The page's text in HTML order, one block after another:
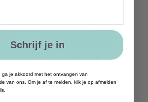
21% korting
Schrijf je in
ga je akkoord met het ontvangen van
van ons. Om je af te melden, klik je op afmelden